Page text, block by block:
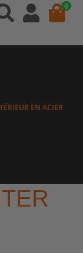
0
EN ACIER